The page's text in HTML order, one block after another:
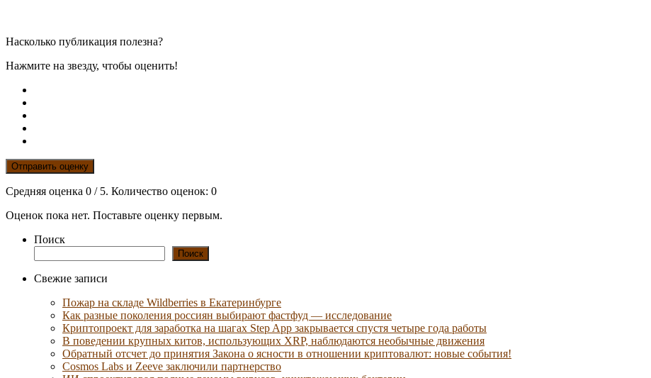
Насколько публикация полезна?
Нажмите на звезду, чтобы оценить!
Отправить оценку
Средняя оценка 0 / 5. Количество оценок: 0
Оценок пока нет. Поставьте оценку первым.
Поиск
Поиск
Свежие записи
Пожар на складе Wildberries в Екатеринбурге
Как разные поколения россиян выбирают фастфуд — исследование
Криптопроект для заработка на шагах Step App закрывается спустя четыре года работы
В поведении крупных китов, использующих XRP, наблюдаются необычные движения
Обратный отсчет до принятия Закона о ясности в отношении криптовалют: новые события!
Cosmos Labs и Zeeve заключили партнерство